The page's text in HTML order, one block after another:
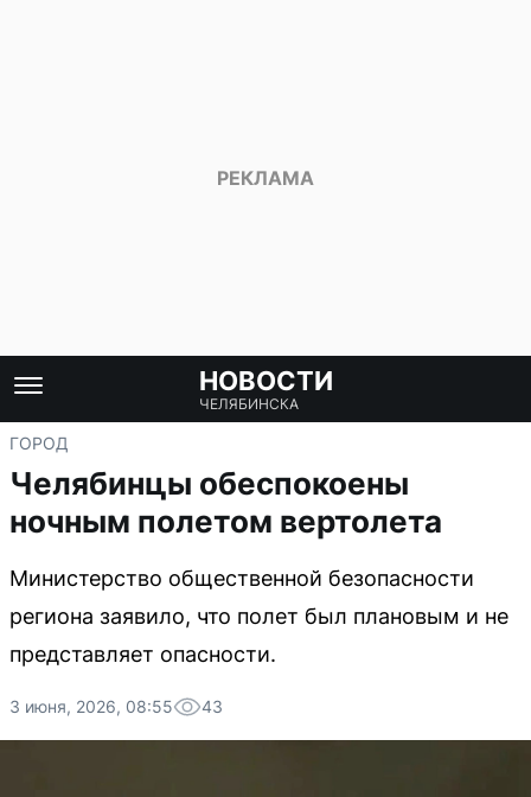
НОВОСТИ
ЧЕЛЯБИНСКА
ГОРОД
Челябинцы обеспокоены
ночным полетом вертолета
Министерство общественной безопасности
региона заявило, что полет был плановым и не
представляет опасности.
3 июня, 2026, 08:55 43